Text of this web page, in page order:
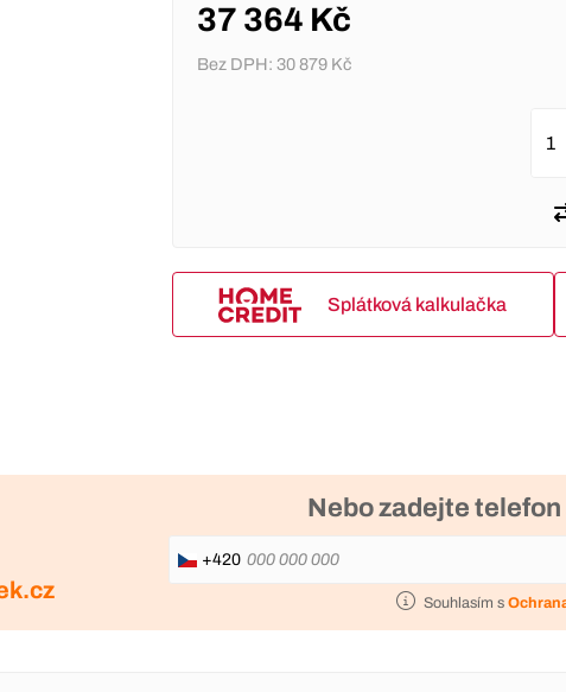
37 364 Kč
Bez DPH: 30 879 Kč
Splátková kalkulačka
Nebo zadejte
+420
Souhlasím s